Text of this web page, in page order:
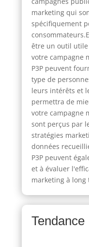
marketing qui
spécifiquement
être un outil
votre campagne
P3P peuvent
type de
leurs intérêts et
permettra de
votre campagne
sont perçus par
stratégies
données
P3P peuvent
et à évaluer
marketing à long
Tendance